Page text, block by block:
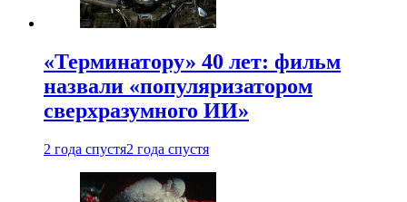
«Терминатору» 40 лет: фильм
назвали «популяризатором
сверхразумного ИИ»
2 года спустя2 года спустя